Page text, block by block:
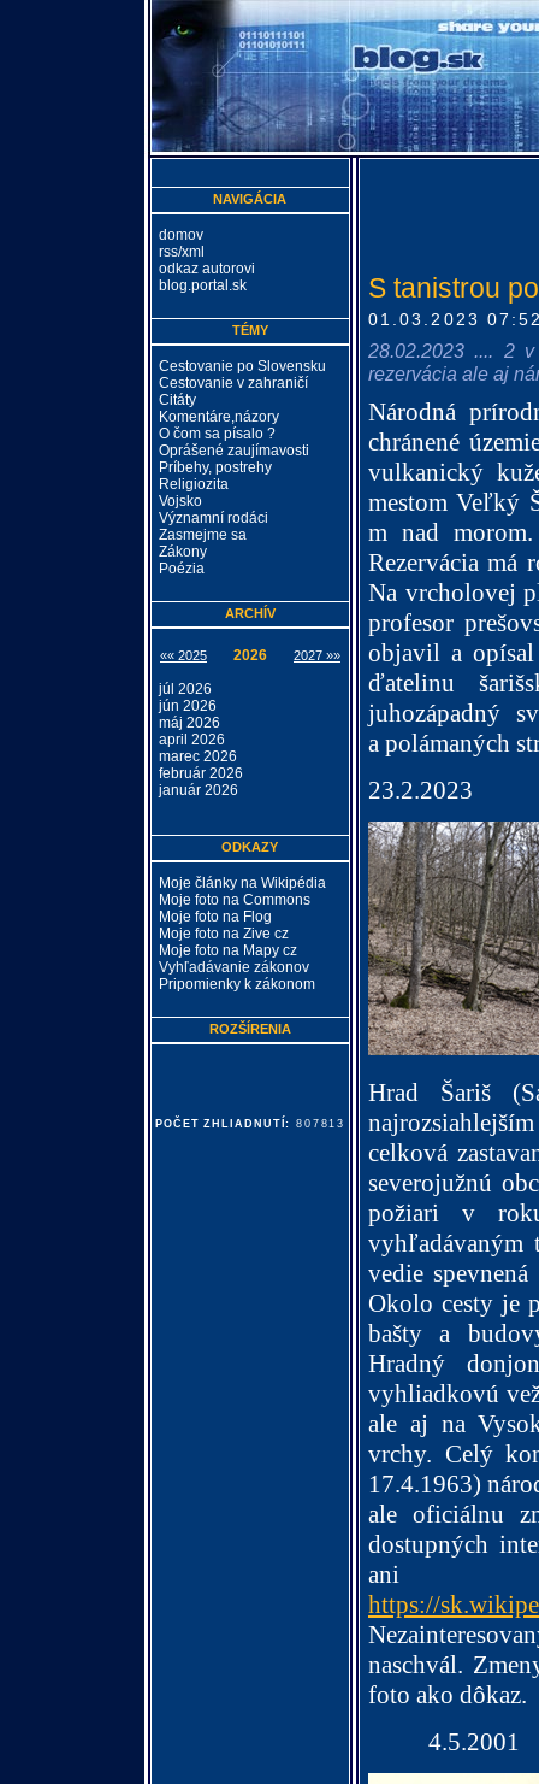
S tanistrou
01.03.2023
28.02.2023 .... 2
rezervácia ale aj
Národná
chránené
vulkanický
mestom Veľký
m nad
Rezervácia má
Na vrcholovej
profesor
objavil a opísal
ďatelinu
juhozápadný
a polámaných
Hrad Šariš
celková
severojužnú
požiari v
vyhľadávaným
vedie
Okolo cesty je
bašty a
Hradný
vyhliadkovú
ale aj na
vrchy. Celý
17.4.1963)
ale oficiálnu
dostupných
ani
https://
naschvál.
foto ako dôkaz.
4.5.2001
NAVIGÁCIA
domov
rss/xml
odkaz autorovi
blog.portal.sk
TÉMY
Cestovanie po Slovensku
Cestovanie v zahraničí
Citáty
Komentáre,názory
O čom sa písalo ?
Oprášené zaujímavosti
Príbehy, postrehy
Religiozita
Vojsko
Významní rodáci
Zasmejme sa
Zákony
Poézia
ARCHÍV
«« 2025 2026 2027 »»
júl 2026
jún 2026
máj 2026
april 2026
marec 2026
február 2026
január 2026
ODKAZY
Moje články na Wikipédia
Moje foto na Commons
Moje foto na Flog
Moje foto na Zive cz
Moje foto na Mapy cz
Vyhľadávanie zákonov
Pripomienky k zákonom
ROZŠÍRENIA
POČET ZHLIADNUTÍ: 807813